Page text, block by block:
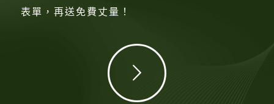
表單，再送免費丈量！